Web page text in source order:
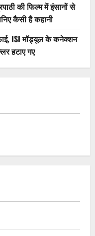
की फिल्म में इंसानों से
कैसी है कहानी
ISI मॉड्यूल के कनेक्शन
हटाए गए